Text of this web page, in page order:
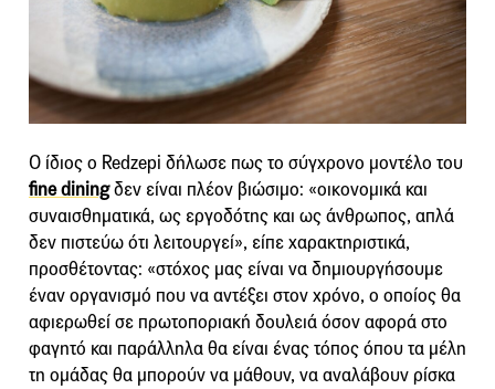
Ο ίδιος ο Redzepi δήλωσε πως το σύγχρονο μοντέλο του
fine diningδεν είναι πλέον βιώσιμο: «οικονομικά και
συναισθηματικά, ως εργοδότης και ως άνθρωπος, απλά
δεν πιστεύω ότι λειτουργεί», είπε χαρακτηριστικά,
προσθέτοντας: «στόχος μας είναι να δημιουργήσουμε
έναν οργανισμό που να αντέξει στον χρόνο, ο οποίος θα
αφιερωθεί σε πρωτοποριακή δουλειά όσον αφορά στο
φαγητό και παράλληλα θα είναι ένας τόπος όπου τα μέλη
τη ομάδας θα μπορούν να μάθουν, να αναλάβουν ρίσκα